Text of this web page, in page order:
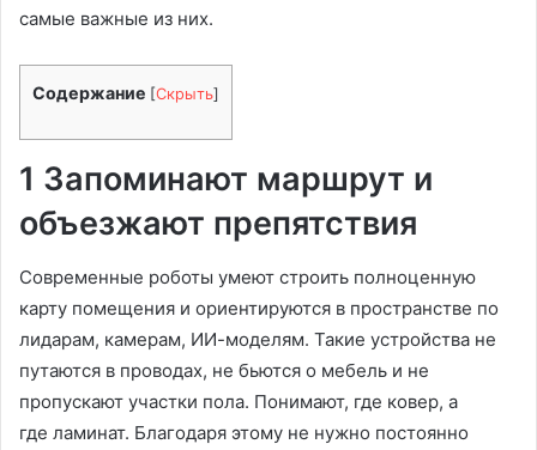
самые важные из них.
Содержание [Скрыть]
1 Запоминают маршрут и
объезжают препятствия
Современные роботы умеют строить полноценную
карту помещения и ориентируются в пространстве по
лидарам, камерам, ИИ-моделям. Такие устройства не
путаются в проводах, не бьются о мебель и не
пропускают участки пола. Понимают, где ковер, а
где ламинат. Благодаря этому не нужно постоянно